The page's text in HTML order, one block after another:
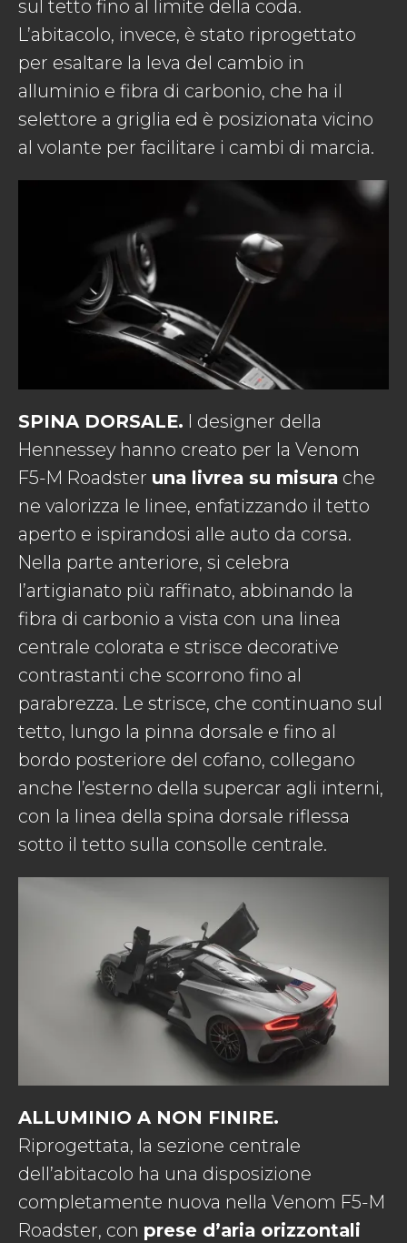
sul tetto fino al limite della coda.
L’abitacolo, invece, è stato riprogettato
per esaltare la leva del cambio in
alluminio e fibra di carbonio, che ha il
selettore a griglia ed è posizionata vicino
al volante per facilitare i cambi di marcia.
SPINA DORSALE. I designer della
Hennessey hanno creato per la Venom
F5-M Roadster una livrea su misura che
ne valorizza le linee, enfatizzando il tetto
aperto e ispirandosi alle auto da corsa.
Nella parte anteriore, si celebra
l’artigianato più raffinato, abbinando la
fibra di carbonio a vista con una linea
centrale colorata e strisce decorative
contrastanti che scorrono fino al
parabrezza. Le strisce, che continuano sul
tetto, lungo la pinna dorsale e fino al
bordo posteriore del cofano, collegano
anche l’esterno della supercar agli interni,
con la linea della spina dorsale riflessa
sotto il tetto sulla consolle centrale.
ALLUMINIO A NON FINIRE.
Riprogettata, la sezione centrale
dell’abitacolo ha una disposizione
completamente nuova nella Venom F5-M
Roadster, con prese d’aria orizzontali